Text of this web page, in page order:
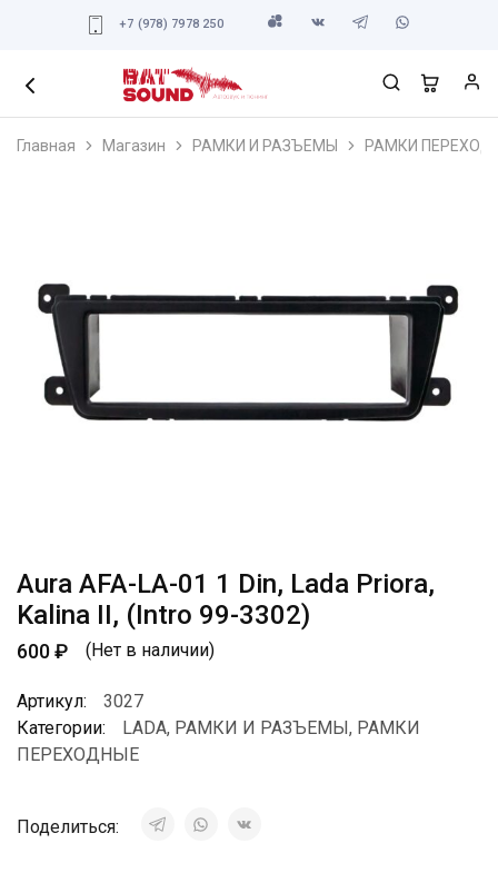
+7 (978) 7978 250
Главная Магазин РАМКИ И РАЗЪЕМЫ РАМКИ
Aura AFA-LA-01 1 Din, Lada Priora,
Kalina II, (Intro 99-3302)
600₽ (Нет в наличии)
Артикул:
3027
Категории:
LADA, РАМКИ И РАЗЪЕМЫ, РАМКИ
ПЕРЕХОДНЫЕ
Поделиться: